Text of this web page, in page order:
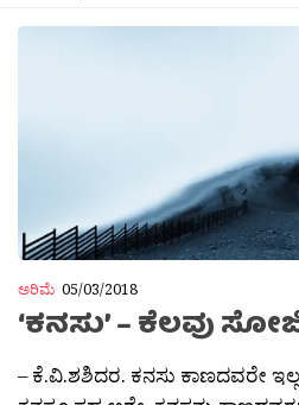
ಅರಿಮೆ 05/03/2018
‘ಕನಸು’ – ಕೆಲವು
– ಕೆ.ವಿ.ಶಶಿದರ. ಕನಸು ಕಾಣದವರೇ